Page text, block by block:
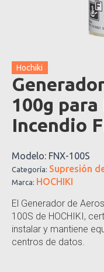
Hochiki
100g
Incendio
Modelo: FNX-100S
Categoría: Supresión
Marca: HOCHIKI
El Generador de
100S de HOCHIKI,
instalar y mantiene
centros de datos.